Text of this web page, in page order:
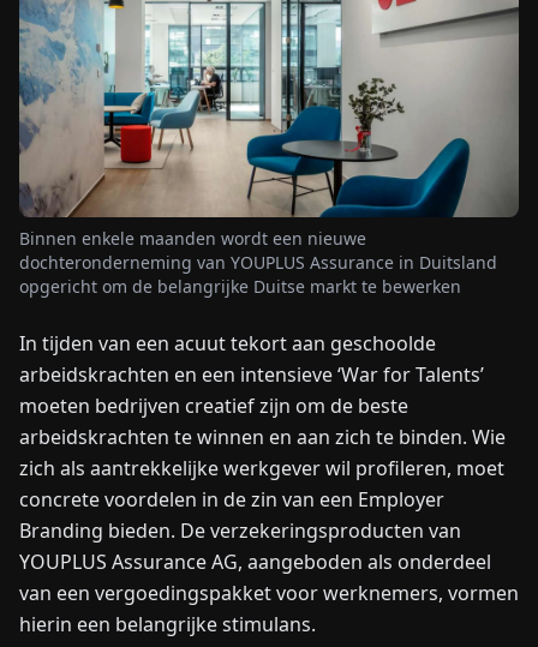
OVER
ONS
NEEM
CONTACT
OP
Binnen enkele maanden wordt een nieuwe
dochteronderneming van YOUPLUS Assurance in Duitsland
opgericht om de belangrijke Duitse markt te bewerken
In tijden van een acuut tekort aan geschoolde
arbeidskrachten en een intensieve ‘War for Talents’
moeten bedrijven creatief zijn om de beste
arbeidskrachten te winnen en aan zich te binden. Wie
zich als aantrekkelijke werkgever wil profileren, moet
concrete voordelen in de zin van een Employer
Branding bieden. De verzekeringsproducten van
YOUPLUS Assurance AG, aangeboden als onderdeel
van een vergoedingspakket voor werknemers, vormen
hierin een belangrijke stimulans.